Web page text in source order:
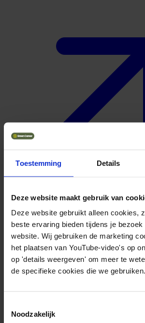
Toestemming Details
Deze website maakt gebruik van
Deze website gebruikt alleen cookies,
beste ervaring bieden tijdens je bezoek
website. Wij gebruiken de marketing
het plaatsen van YouTube-video's op
op 'details weergeven' om meer te
de specifieke cookies die we gebruiken.
Noodzakelijk
Geuniformeerd